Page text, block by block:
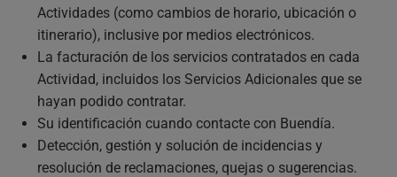
Actividades (como cambios de horario, ubicación o
itinerario), inclusive por medios electrónicos.
La facturación de los servicios contratados en cada
Actividad, incluidos los Servicios Adicionales que se
hayan podido contratar.
Su identificación cuando contacte con Buendía.
Detección, gestión y solución de incidencias y
resolución de reclamaciones, quejas o sugerencias.